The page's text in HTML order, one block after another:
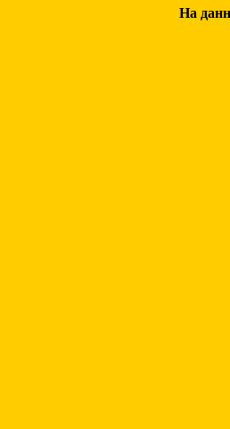
На